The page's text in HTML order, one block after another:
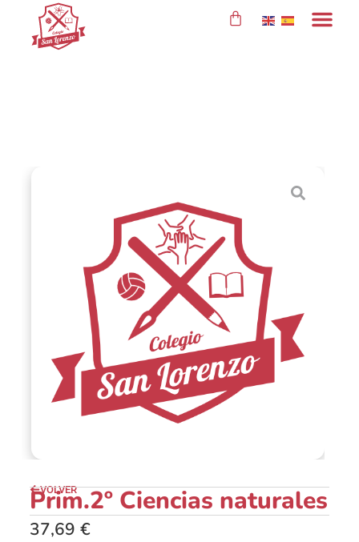
VOLVER
Prim.2º Ciencias naturales
37,69 €